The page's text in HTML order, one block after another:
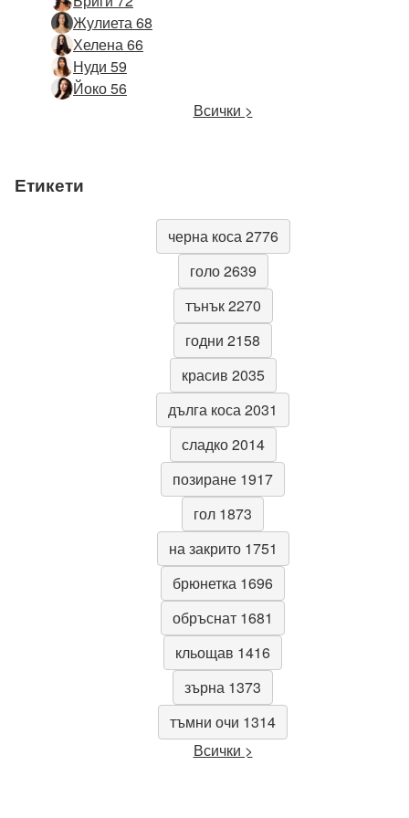
Жулиета 68
Хелена 66
Нуди 59
Йоко 56
Всички >
Етикети
черна коса 2776
голо 2639
тънък 2270
годни 2158
красив 2035
дълга коса 2031
сладко 2014
позиране 1917
гол 1873
на закрито 1751
брюнетка 1696
обръснат 1681
кльощав 1416
зърна 1373
тъмни очи 1314
Всички >